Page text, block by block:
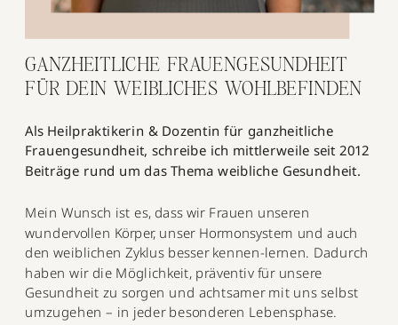
GANZHEITLICHE FRAUENGESUNDHEIT
FÜR DEIN WEIBLICHES WOHLBEFINDEN
Als Heilpraktikerin & Dozentin für ganzheitliche
Frauengesundheit, schreibe ich mittlerweile seit 2012
Beiträge rund um das Thema weibliche Gesundheit.
Mein Wunsch ist es, dass wir Frauen unseren
wundervollen Körper, unser Hormonsystem und auch
den weiblichen Zyklus besser kennen-lernen. Dadurch
haben wir die Möglichkeit, präventiv für unsere
Gesundheit zu sorgen und achtsamer mit uns selbst
umzugehen – in jeder besonderen Lebensphase.